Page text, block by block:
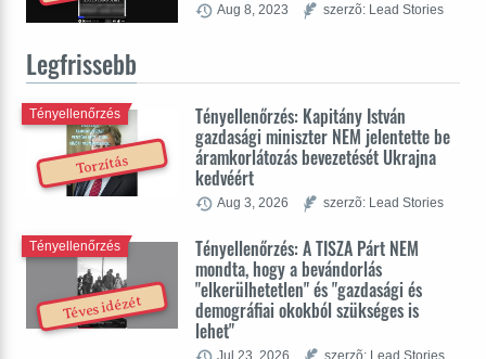
Aug 8, 2023 szerzõ: Lead Stories
Legfrissebb
Torzítás
Tényellenőrzés: Kapitány István
gazdasági miniszter NEM jelentette be
áramkorlátozás bevezetését Ukrajna
kedvéért
Tényellenőrzés
Aug 3, 2026 szerzõ: Lead Stories
Téves idézét
Tényellenőrzés: A TISZA Párt NEM
mondta, hogy a bevándorlás
"elkerülhetetlen" és "gazdasági és
demográfiai okokból szükséges is
lehet"
Tényellenőrzés
Jul 23, 2026 szerzõ: Lead Stories